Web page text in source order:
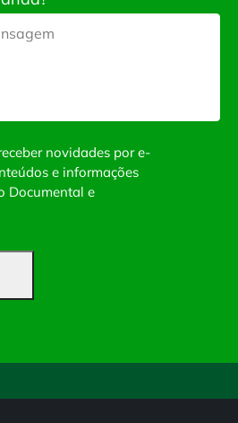
novidades por e-
e informações
Documental e